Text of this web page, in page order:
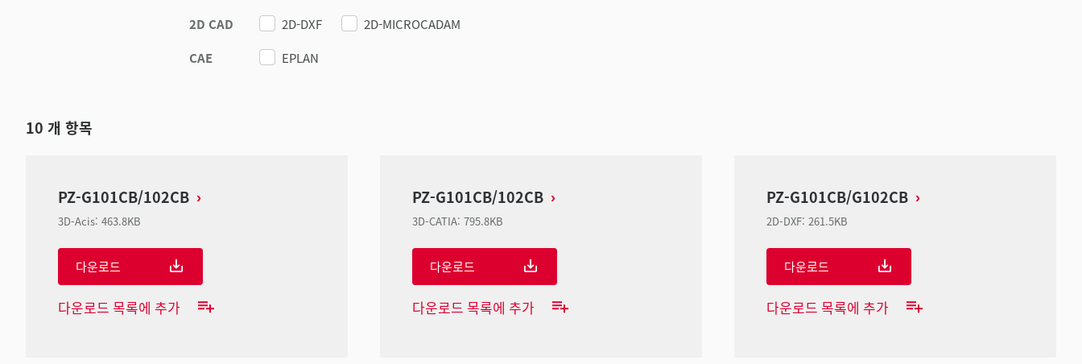
2D CAD
2D-DXF
2D-MICROCADAM
CAE
EPLAN
10 개 항목
PZ-G101CB/102CB
3D-Acis: 463.8KB
다운로드
다운로드 목록에 추가
PZ-G101CB/102CB
3D-CATIA: 795.8KB
다운로드
다운로드 목록에 추가
PZ-G101CB/G102CB
2D-DXF: 261.5KB
다운로드
다운로드 목록에 추가